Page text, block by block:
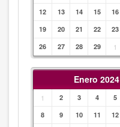
12
13 14 15 16
19
20 21 22 23
26
27 28 29 1
Enero 2024
1 2 3 4 5
8
9 10 11 12